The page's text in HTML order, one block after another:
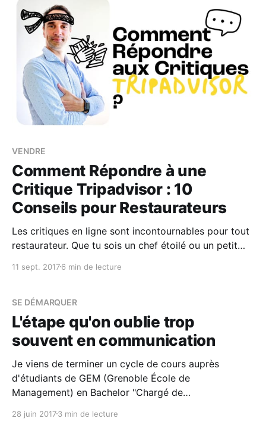
VENDRE
Comment Répondre à une
Critique Tripadvisor : 10
Conseils pour Restaurateurs
Les critiques en ligne sont incontournables pour tout
restaurateur. Que tu sois un chef étoilé ou un petit
peuvent avoir un impact significatif sur ta réputation.
critique Tripadvisor et gérer les commentaires
désagréables comme un
11 sept. 20176 min de lecture
SE DÉMARQUER
L'étape qu'on oublie trop
souvent en communication
Je viens de terminer un cycle de cours auprès
d'étudiants de GEM (Grenoble École de
Management) en Bachelor "Chargé de
J'avais pour mission de former 5 étudiantes en
28 juin 20173 min de lecture